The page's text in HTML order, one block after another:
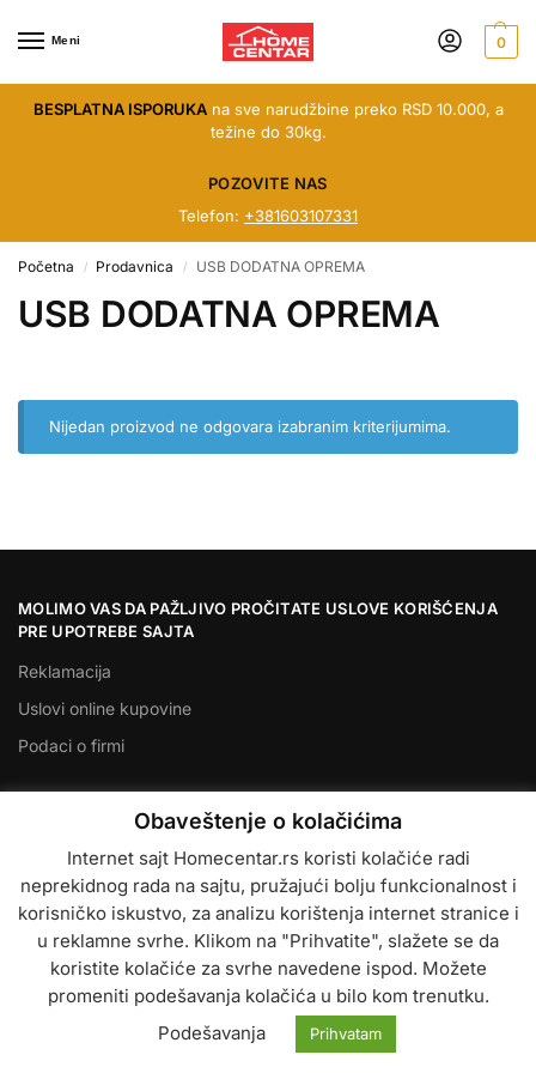
Meni 0
BESPLATNA ISPORUKAna sve narudžbine preko RSD 10.000, a
težine do 30kg.
POZOVITE NAS
Telefon: +381603107331
Početna / Prodavnica / USB DODATNA OPREMA
USB DODATNA OPREMA
Nijedan proizvod ne odgovara izabranim kriterijumima.
MOLIMO VAS DA PAŽLJIVO PROČITATE USLOVE KORIŠĆENJA
PRE UPOTREBE SAJTA
Reklamacija
Uslovi online kupovine
Podaci o firmi
© 2026 Homecentar. Sva prava zadržana
Obaveštenje o kolačićima
Internet sajt Homecentar.rs koristi kolačiće radi
neprekidnog rada na sajtu, pružajući bolju funkcionalnost i
korisničko iskustvo, za analizu korištenja internet stranice i
u reklamne svrhe. Klikom na "Prihvatite", slažete se da
koristite kolačiće za svrhe navedene ispod. Možete
promeniti podešavanja kolačića u bilo kom trenutku.
Podešavanja
Prihvatam